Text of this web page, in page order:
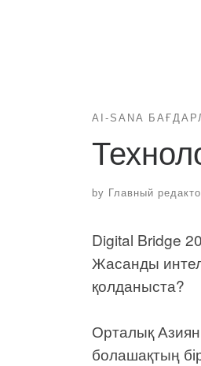
AI-SANA
by Главный
Digital Bridge
Жасанды
қолданыста?
Орталық
болашақтың